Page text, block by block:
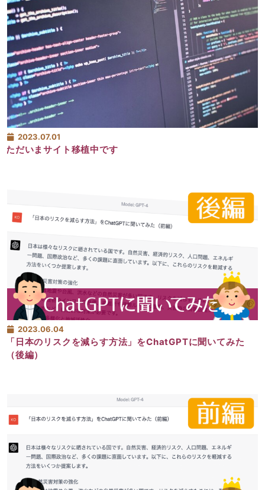
2023.07.01
ただいまサイト移植中です
2023.06.04
「日本のリスクを減らす方法」をChatGPTに聞いてみた
（後編）